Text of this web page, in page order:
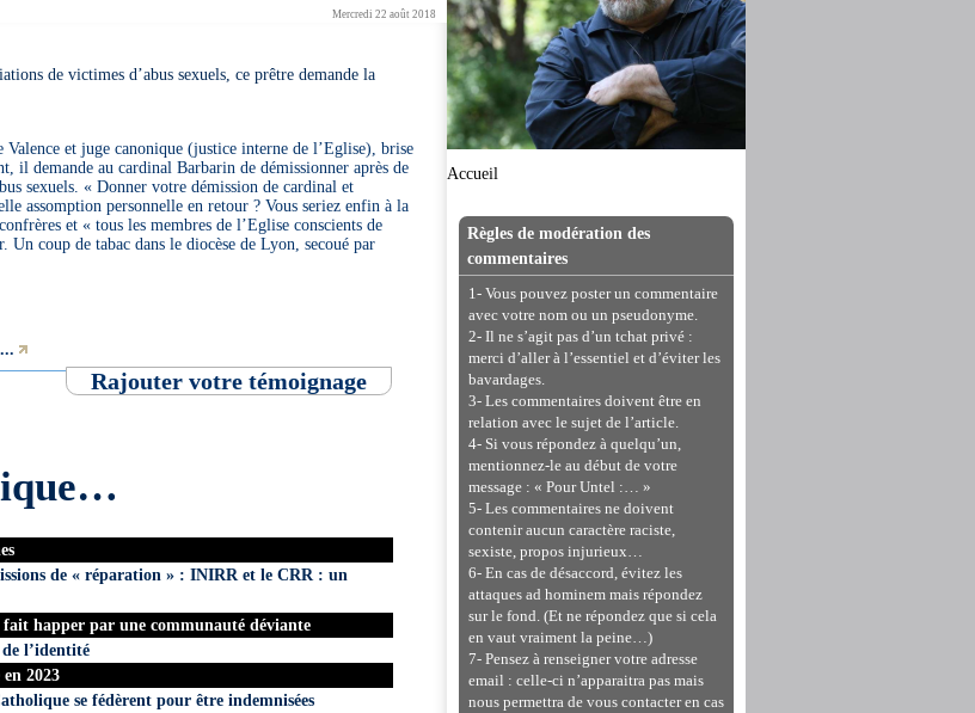
Mercredi 22 août 2018
de victimes d’abus sexuels, ce prêtre demande la
et juge canonique (justice interne de l’Eglise), brise
il demande au cardinal Barbarin de démissionner après de
sexuels. « Donner votre démission de cardinal et
assomption personnelle en retour ? Vous seriez enfin à la
et « tous les membres de l’Eglise conscients de
coup de tabac dans le diocèse de Lyon, secoué par
Rajouter votre témoignage
de « réparation » : INIRR et le CRR : un
happer par une communauté déviante
l’identité
2023
se fédèrent pour être indemnisées
Accueil
Règles de modération des
commentaires
1- Vous pouvez poster un commentaire
avec votre nom ou un pseudonyme.
2- Il ne s’agit pas d’un tchat privé :
merci d’aller à l’essentiel et d’éviter les
bavardages.
3- Les commentaires doivent être en
relation avec le sujet de l’article.
4- Si vous répondez à quelqu’un,
mentionnez-le au début de votre
message : « Pour Untel :… »
5- Les commentaires ne doivent
contenir aucun caractère raciste,
sexiste, propos injurieux…
6- En cas de désaccord, évitez les
attaques ad hominem mais répondez
sur le fond. (Et ne répondez que si cela
en vaut vraiment la peine…)
7- Pensez à renseigner votre adresse
email : celle-ci n’apparaitra pas mais
nous permettra de vous contacter en cas